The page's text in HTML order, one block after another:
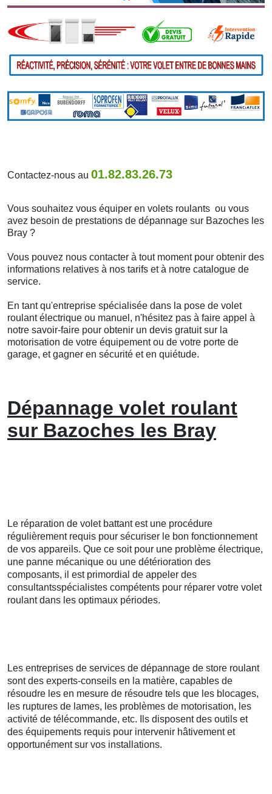
Contactez-nous au 01.82.83.26.73
Vous souhaitez vous équiper en volets roulants ou vous
avez besoin de prestations de dépannage sur Bazoches les
Bray ?
Vous pouvez nous contacter à tout moment pour obtenir des
informations relatives à nos tarifs et à notre catalogue de
service.
En tant qu'entreprise spécialisée dans la pose de volet
roulant électrique ou manuel, n'hésitez pas à faire appel à
notre savoir-faire pour obtenir un devis gratuit sur la
motorisation de votre équipement ou de votre porte de
garage, et gagner en sécurité et en quiétude.
Dépannage volet roulant
sur Bazoches les Bray
Le réparation de volet battant est une procédure
régulièrement requis pour sécuriser le bon fonctionnement
de vos appareils. Que ce soit pour une problème électrique,
une panne mécanique ou une détérioration des
composants, il est primordial de appeler des
consultantsspécialistes compétents pour réparer votre volet
roulant dans les optimaux périodes.
Les entreprises de services de dépannage de store roulant
sont des experts-conseils en la matière, capables de
résoudre les en mesure de résoudre tels que les blocages,
les ruptures de lames, les problèmes de motorisation, les
activité de télécommande, etc. Ils disposent des outils et
des équipements requis pour intervenir hâtivement et
opportunément sur vos installations.